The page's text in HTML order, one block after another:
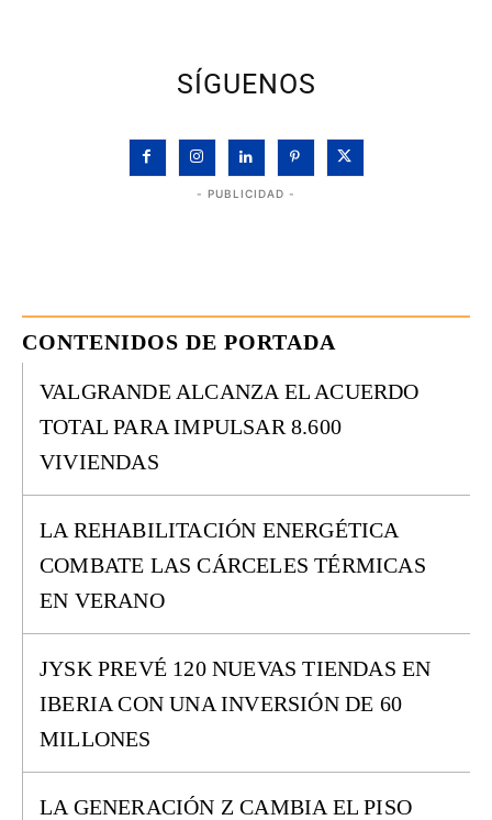
SÍGUENOS
- PUBLICIDAD -
CONTENIDOS DE PORTADA
VALGRANDE ALCANZA EL ACUERDO
TOTAL PARA IMPULSAR 8.600
VIVIENDAS
LA REHABILITACIÓN ENERGÉTICA
COMBATE LAS CÁRCELES TÉRMICAS
EN VERANO
JYSK PREVÉ 120 NUEVAS TIENDAS EN
IBERIA CON UNA INVERSIÓN DE 60
MILLONES
LA GENERACIÓN Z CAMBIA EL PISO